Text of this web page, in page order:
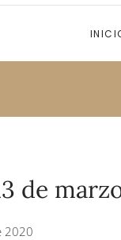
de
2020